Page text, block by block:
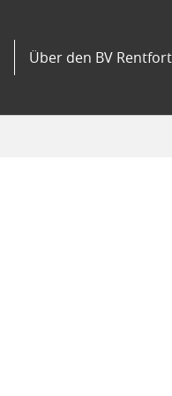
Über den BV Rentfort